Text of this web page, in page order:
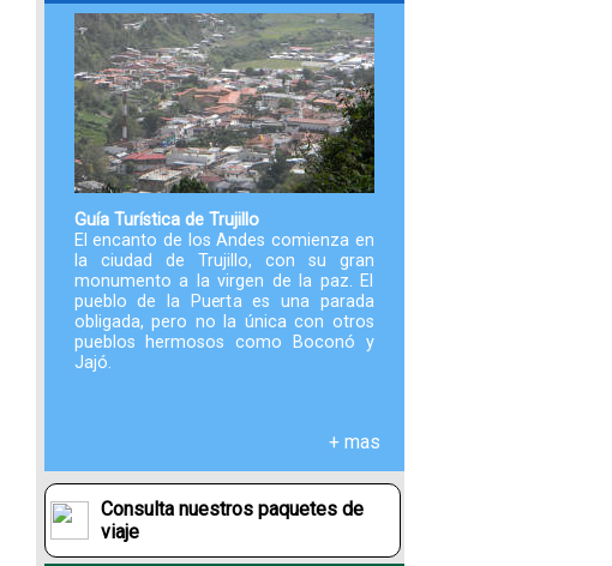
Guía Turística de Trujillo
El encanto de los Andes comienza en
la ciudad de Trujillo, con su gran
monumento a la virgen de la paz. El
pueblo de la Puerta es una parada
obligada, pero no la única con otros
pueblos hermosos como Boconó y
Jajó.
+ mas
Consulta nuestros paquetes de
viaje